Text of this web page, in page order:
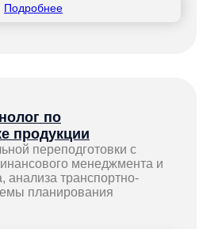
Подробнее
по
продукции
переподготовки с
менеджмента и
анализа транспортно-
планирования